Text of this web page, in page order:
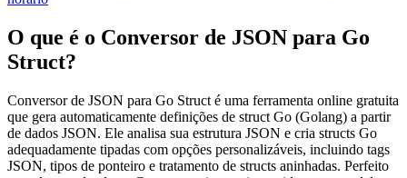
O que é o Conversor de JSON para Go
Struct?
Conversor de JSON para Go Struct é uma ferramenta online gratuita
que gera automaticamente definições de struct Go (Golang) a partir
de dados JSON. Ele analisa sua estrutura JSON e cria structs Go
adequadamente tipadas com opções personalizáveis, incluindo tags
JSON, tipos de ponteiro e tratamento de structs aninhadas. Perfeito